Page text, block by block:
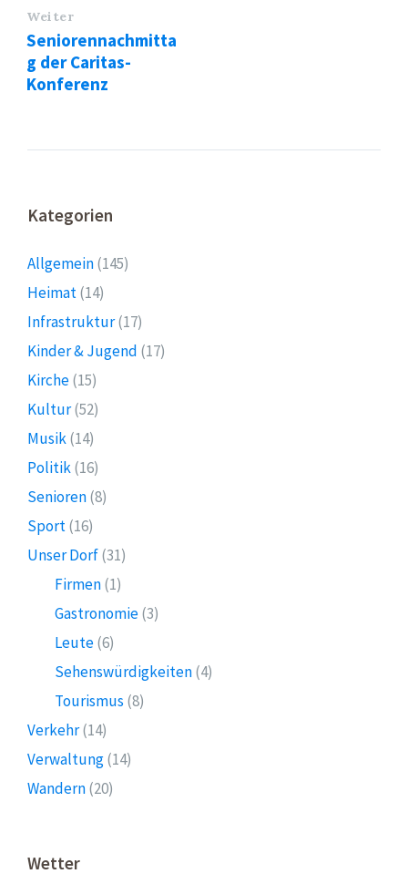
Weiter
Seniorennachmitta
g der Caritas-
Konferenz
Kategorien
Allgemein(145)
Heimat(14)
Infrastruktur(17)
Kinder & Jugend (17)
Kirche(15)
Kultur(52)
Musik(14)
Politik(16)
Senioren(8)
Sport(16)
Unser Dorf(31)
Firmen(1)
Gastronomie(3)
Leute(6)
Sehenswürdigkeiten(4)
Tourismus (8)
Verkehr(14)
Verwaltung(14)
Wandern(20)
Wetter